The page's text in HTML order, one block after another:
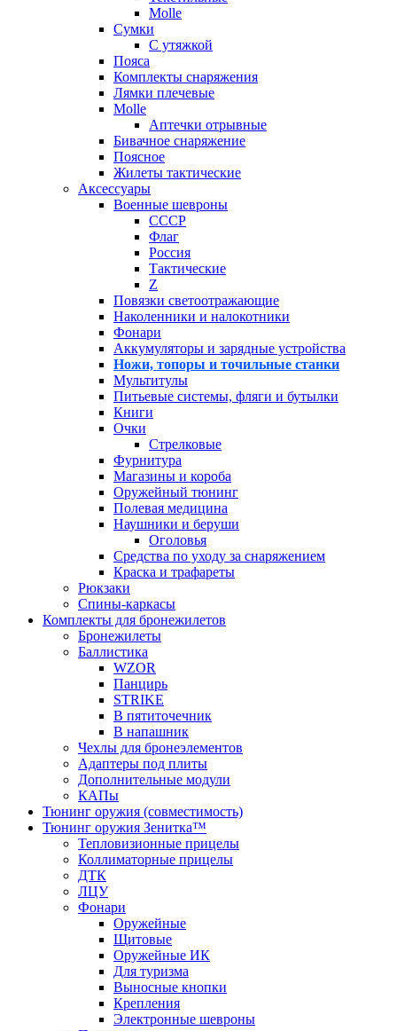
Molle
Сумки
С утяжкой
Пояса
Комплекты снаряжения
Лямки плечевые
Molle
Аптечки отрывные
Бивачное снаряжение
Поясное
Жилеты тактические
Аксессуары
Военные шевроны
СССР
Флаг
Россия
Тактические
Z
Повязки светоотражающие
Наколенники и налокотники
Фонари
Аккумуляторы и зарядные устройства
Ножи, топоры и точильные станки
Мультитулы
Питьевые системы, фляги и бутылки
Книги
Очки
Стрелковые
Фурнитура
Магазины и короба
Оружейный тюнинг
Полевая медицина
Наушники и беруши
Оголовья
Средства по уходу за снаряжением
Краска и трафареты
Рюкзаки
Спины-каркасы
Комплекты для бронежилетов
Бронежилеты
Баллистика
WZOR
Панцирь
STRIKE
В пятиточечник
В напашник
Чехлы для бронеэлементов
Адаптеры под плиты
Дополнительные модули
КАПы
Тюнинг оружия (совместимость)
Тюнинг оружия Зенитка™
Тепловизионные прицелы
Коллиматорные прицелы
ДТК
ЛЦУ
Фонари
Оружейные
Щитовые
Оружейные ИК
Для туризма
Выносные кнопки
Крепления
Электронные шевроны